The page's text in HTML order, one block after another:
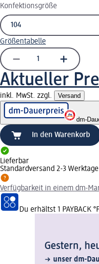
Konfektionsgröße
Größentabelle
Aktueller
inkl. MwSt. zzgl. Versand
dm-
In den Warenkorb
Lieferbar
Standardversand 2-3 Werktage
Verfügbarkeit in einem dm-
Du erhältst 1 PAYBACK
Gestern,
unser dm-